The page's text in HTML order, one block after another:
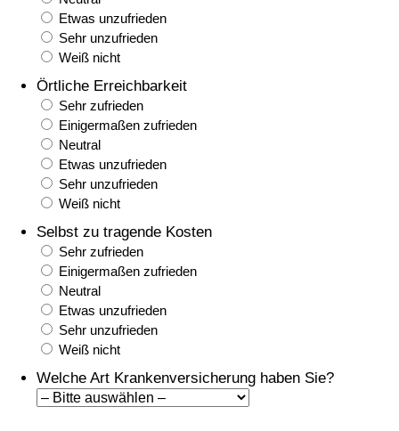
Etwas unzufrieden
Sehr unzufrieden
Weiß nicht
Örtliche Erreichbarkeit
Sehr zufrieden
Einigermaßen zufrieden
Neutral
Etwas unzufrieden
Sehr unzufrieden
Weiß nicht
Selbst zu tragende Kosten
Sehr zufrieden
Einigermaßen zufrieden
Neutral
Etwas unzufrieden
Sehr unzufrieden
Weiß nicht
Welche Art Krankenversicherung haben Sie?